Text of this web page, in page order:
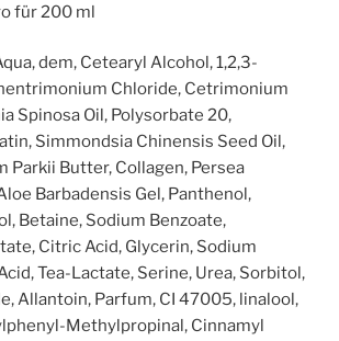
für 200 ml
dem, Cetearyl Alcohol, 1,2,3-
Chloride, Cetrimonium
Spinosa Oil, Polysorbate 20,
Simmondsia Chinensis Seed Oil,
Parkii Butter, Collagen, Persea
Barbadensis Gel, Panthenol,
Betaine, Sodium Benzoate,
Citric Acid, Glycerin, Sodium
Tea-Lactate, Serine, Urea, Sorbitol,
Allantoin, Parfum, CI 47005, linalool,
Methylpropinal, Cinnamyl